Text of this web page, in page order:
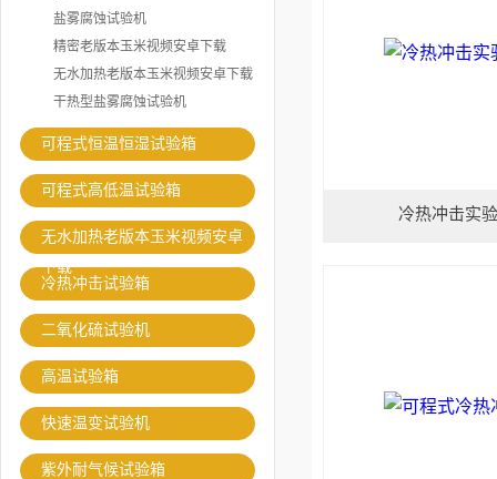
盐雾腐蚀试验机
精密老版本玉米视频安卓下载
无水加热老版本玉米视频安卓下载
干热型盐雾腐蚀试验机
可程式恒温恒湿试验箱
可程式高低温试验箱
无水加热老版本玉米视频安卓
下载
冷热冲击试验箱
二氧化硫试验机
高温试验箱
快速温变试验机
紫外耐气候试验箱
冷热冲击实